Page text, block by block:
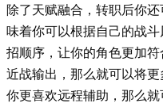
除了天赋融合，转职后你
味着你可以根据自己的战
招顺序，让你的角色更加
近战输出，那么就可以将
你更喜欢远程辅助，那么就